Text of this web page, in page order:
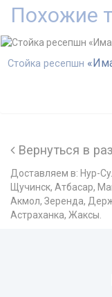
Похожие
Стойка ресепшн
Вернуться в
Доставляем в: Нур-
Щучинск, Атбасар,
Акмол, Зеренда,
Астраханка, Жаксы.